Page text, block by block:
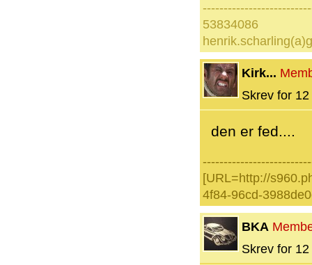
53834086
Kirk...
Skrev for
den er fed....
[URL=http://
4f84-96cd-
BKA
Skrev for